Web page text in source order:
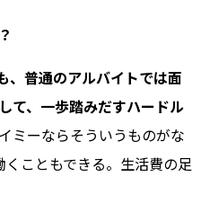
、普通のアルバイトでは面
て、一歩踏みだすハードル
ミーならそういうものがな
こともできる。生活費の足